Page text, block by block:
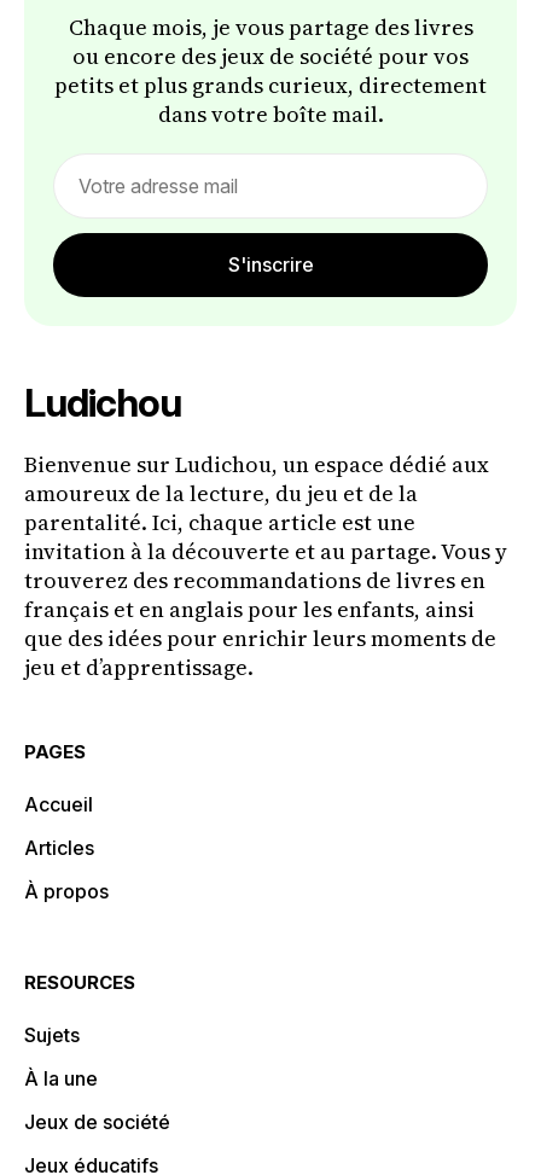
Chaque mois, je vous partage des livres
ou encore des jeux de société pour vos
petits et plus grands curieux, directement
dans votre boîte mail.
S'inscrire
Ludichou
Bienvenue sur Ludichou, un espace dédié aux
amoureux de la lecture, du jeu et de la
parentalité. Ici, chaque article est une
invitation à la découverte et au partage. Vous y
trouverez des recommandations de livres en
français et en anglais pour les enfants, ainsi
que des idées pour enrichir leurs moments de
jeu et d’apprentissage.
PAGES
Accueil
Articles
À propos
RESOURCES
Sujets
À la une
Jeux de société
Jeux éducatifs